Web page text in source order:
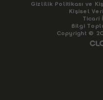
Gizlilik Politikası ve
Kişisel
Ticari
Bilgi
Copyright ©